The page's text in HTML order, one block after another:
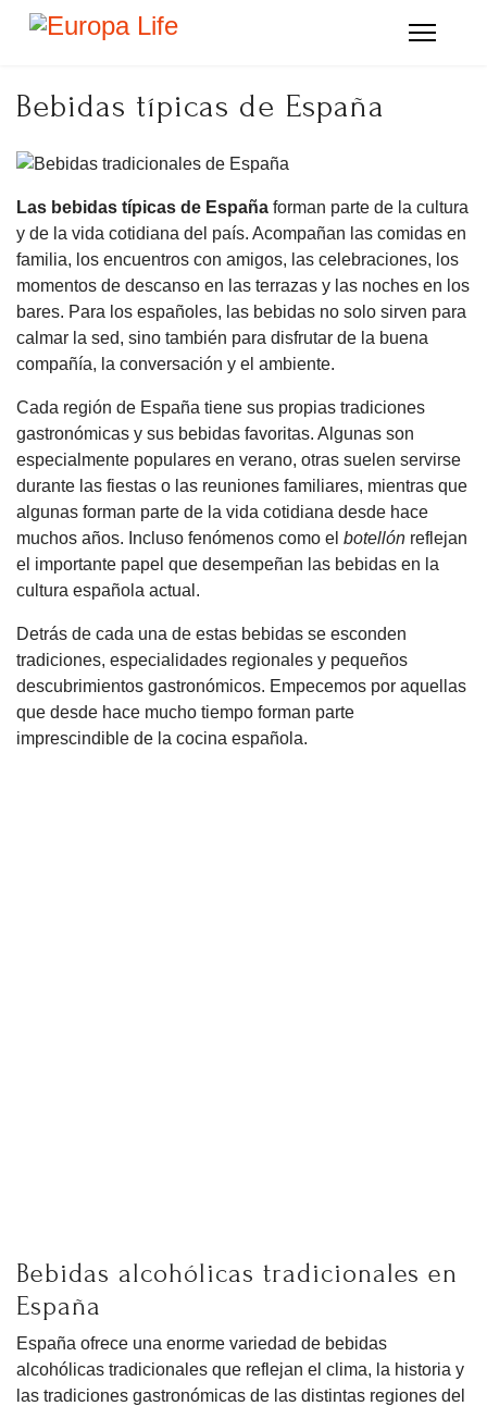
Bebidas típicas de España
Las bebidas típicas de España forman parte de la cultura
y de la vida cotidiana del país. Acompañan las comidas en
familia, los encuentros con amigos, las celebraciones, los
momentos de descanso en las terrazas y las noches en los
bares. Para los españoles, las bebidas no solo sirven para
calmar la sed, sino también para disfrutar de la buena
compañía, la conversación y el ambiente.
Cada región de España tiene sus propias tradiciones
gastronómicas y sus bebidas favoritas. Algunas son
especialmente populares en verano, otras suelen servirse
durante las fiestas o las reuniones familiares, mientras que
algunas forman parte de la vida cotidiana desde hace
muchos años. Incluso fenómenos como el botellón reflejan
el importante papel que desempeñan las bebidas en la
cultura española actual.
Detrás de cada una de estas bebidas se esconden
tradiciones, especialidades regionales y pequeños
descubrimientos gastronómicos. Empecemos por aquellas
que desde hace mucho tiempo forman parte
imprescindible de la cocina española.
Bebidas alcohólicas tradicionales en
España
España ofrece una enorme variedad de bebidas
alcohólicas tradicionales que reflejan el clima, la historia y
las tradiciones gastronómicas de las distintas regiones del